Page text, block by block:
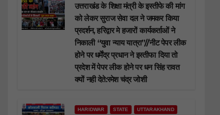
उत्तराखंड के शिक्षा मंत्री के इस्तीफे की मांग
को लेकर सुराज सेवा दल ने जमकर किया
प्रदर्शन, हरिद्वार मे हजारों कार्यकर्ताओं ने
निकाली “युवा न्याय यात्रा”//नीट पेपर लीक
होने पर धर्मेंद्र प्रधान ने इस्तीफा दिया तो
प्रदेश में पेपर लीक होने पर धन सिंह रावत
क्यों नही देते:रमेश चंद्र जोशी
HARIDWAR STATE UTTARAKHAND